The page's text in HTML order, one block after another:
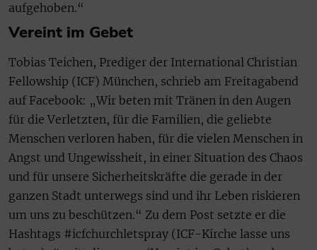
aufgehoben.“
Vereint im Gebet
Tobias Teichen, Prediger der International Christian
Fellowship (ICF) München, schrieb am Freitagabend
auf Facebook: „Wir beten mit Tränen in den Augen
für die Verletzten, für die Familien, die geliebte
Menschen verloren haben, für die vielen Menschen in
Angst und Ungewissheit, in einer Situation des Chaos
und für unsere Sicherheitskräfte die gerade in der
ganzen Stadt unterwegs sind und ihr Leben riskieren
um uns zu beschützen.“ Zu dem Post setzte er die
Hashtags #icfchurchletspray (ICF-Kirche lasse uns